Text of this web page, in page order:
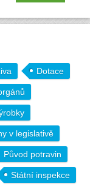
Dotace
v legislativě
Původ potravin
Státní inspekce